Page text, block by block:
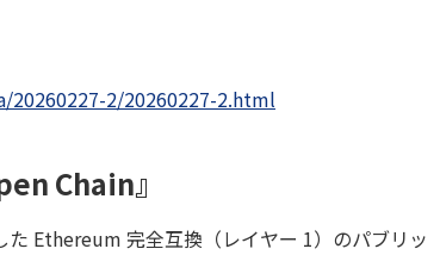
2/20260227-2.html
Chain』​
た Ethereum 完全互換（レイヤー 1）のパブリッ